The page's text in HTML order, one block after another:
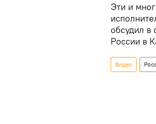
Эти и
обсудил
России в
Видео